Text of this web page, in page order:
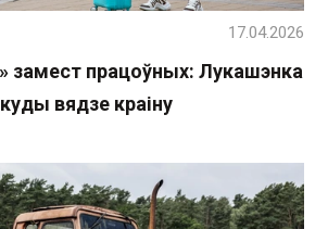
замест працоўных: Лукашэнка
вядзе краіну
17.04.2026